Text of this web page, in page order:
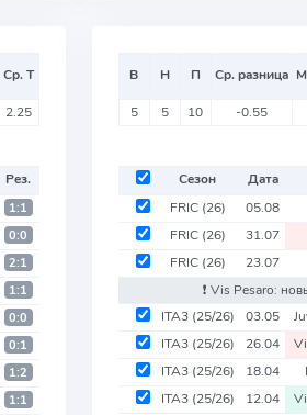
Ср. Т
2.25
Рез.
1:1
0:0
2:1
1:1
0:0
0:1
1:2
1:1
В Н П Ср. разница
5 5 10 -0.55
Сезон Дата
FRIC (26) 05.08
FRIC (26) 31.07
FRIC (26) 23.07
❗️ Vis Pesaro:
ITA3 (25/26) 03.05
ITA3 (25/26) 26.04
ITA3 (25/26) 18.04
ITA3 (25/26) 12.04